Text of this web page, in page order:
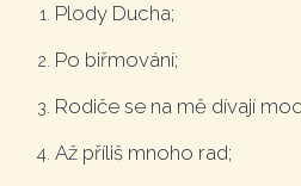
Plody Ducha;
Po biřmování;
Rodiče se na mě dívají
Až příliš mnoho rad;